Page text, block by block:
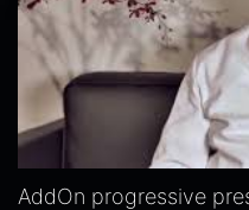
AddOn progressive